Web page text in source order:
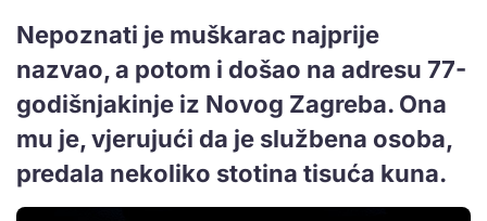
Nepoznati je muškarac najprije
nazvao, a potom i došao na adresu 77-
godišnjakinje iz Novog Zagreba. Ona
mu je, vjerujući da je službena osoba,
predala nekoliko stotina tisuća kuna.